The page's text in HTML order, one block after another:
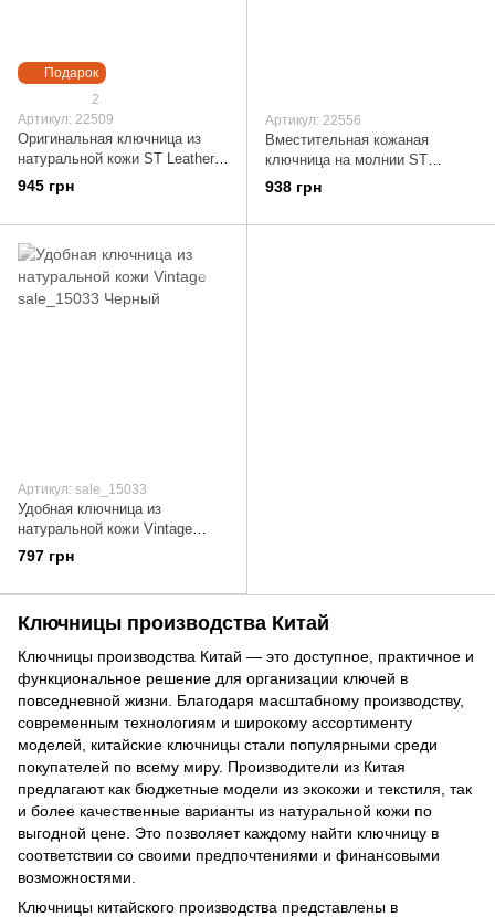
Подарок
2
Артикул: 22509
Оригинальная ключница из
натуральной кожи ST Leather
22509 Красный
945 грн
Артикул: 22556
Вместительная кожаная
ключница на молнии ST
Leather 22556 Черный
938 грн
Артикул: sale_15033
Удобная ключница из
натуральной кожи Vintage
sale_15033 Черный
797 грн
Ключницы производства Китай
Ключницы производства Китай — это доступное, практичное и
функциональное решение для организации ключей в
повседневной жизни. Благодаря масштабному производству,
современным технологиям и широкому ассортименту
моделей, китайские ключницы стали популярными среди
покупателей по всему миру. Производители из Китая
предлагают как бюджетные модели из экокожи и текстиля, так
и более качественные варианты из натуральной кожи по
выгодной цене. Это позволяет каждому найти ключницу в
соответствии со своими предпочтениями и финансовыми
возможностями.
Ключницы китайского производства представлены в